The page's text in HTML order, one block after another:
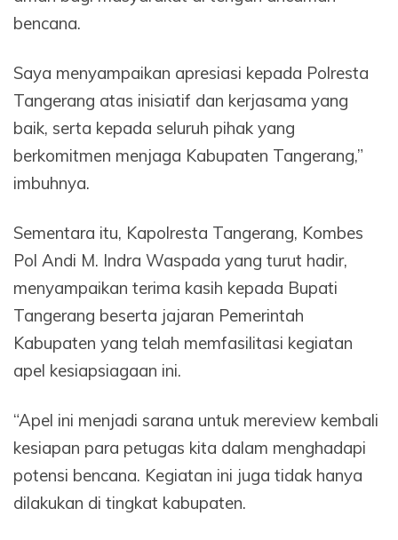
bencana.
Saya menyampaikan apresiasi kepada Polresta
Tangerang atas inisiatif dan kerjasama yang
baik, serta kepada seluruh pihak yang
berkomitmen menjaga Kabupaten Tangerang,”
imbuhnya.
Sementara itu, Kapolresta Tangerang, Kombes
Pol Andi M. Indra Waspada yang turut hadir,
menyampaikan terima kasih kepada Bupati
Tangerang beserta jajaran Pemerintah
Kabupaten yang telah memfasilitasi kegiatan
apel kesiapsiagaan ini.
“Apel ini menjadi sarana untuk mereview kembali
kesiapan para petugas kita dalam menghadapi
potensi bencana. Kegiatan ini juga tidak hanya
dilakukan di tingkat kabupaten.